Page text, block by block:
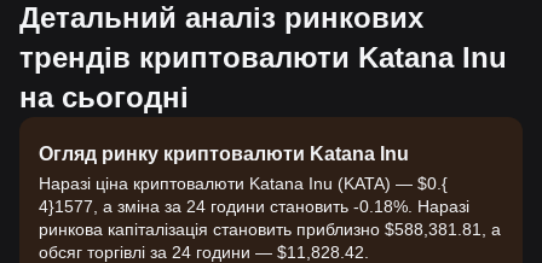
Детальний аналіз ринкових
трендів криптовалюти Katana Inu
на сьогодні
Огляд ринку криптовалюти Katana Inu
Наразі ціна криптовалюти Katana Inu (KATA) — $0.{​
4}1577, а зміна за 24 години становить -0.18%. Наразі
ринкова капіталізація становить приблизно $588,381.81, а
обсяг торгівлі за 24 години — $11,828.42.